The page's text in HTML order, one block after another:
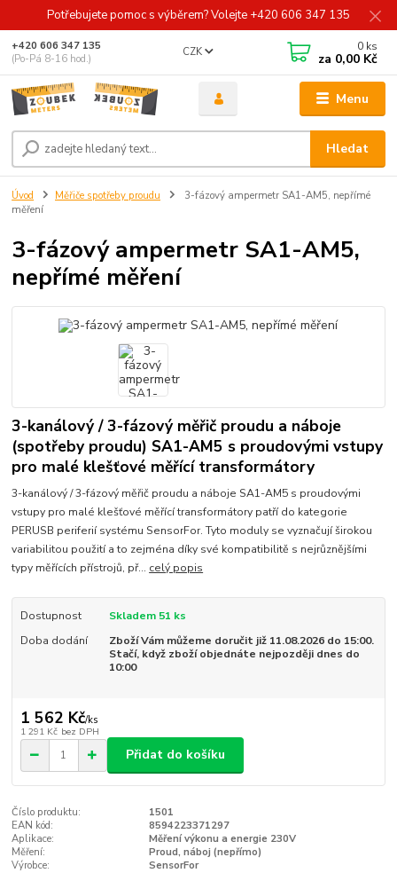
Potřebujete pomoc s výběrem? Volejte +420 606 347 135
Menu
CZK
Hledat
+420 606 347 135
(Po-Pá 8-16 hod.)
0 ks
za 0,00 Kč
Úvod Měřiče spotřeby proudu
3-fázový ampermetr SA1-AM5, nepřímé
měření
3-fázový ampermetr SA1-AM5,
nepřímé měření
3-kanálový / 3-fázový měřič proudu a náboje
(spotřeby proudu) SA1-AM5 s proudovými vstupy
pro malé klešťové měřící transformátory
3-kanálový / 3-fázový měřič proudu a náboje SA1-AM5 s proudovými
vstupy pro malé klešťové měřící transformátory patří do kategorie
PERUSB periferií systému SensorFor. Tyto moduly se vyznačují širokou
variabilitou použití a to zejména díky své kompatibilitě s nejrůznějšími
typy měřících přístrojů, př... celý popis
Dostupnost
Skladem 51 ks
Doba dodání
Zboží Vám můžeme doručit již 11.08.2026 do 15:00.
Stačí, když zboží objednáte nejpozději dnes do
10:00
1 562 Kč/ks
1 291 Kč bez DPH
Přidat do košíku
Číslo produktu:
1501
EAN kód:
8594223371297
Aplikace:
Měření výkonu a energie 230V
Měření:
Proud, náboj (nepřímo)
Výrobce:
SensorFor